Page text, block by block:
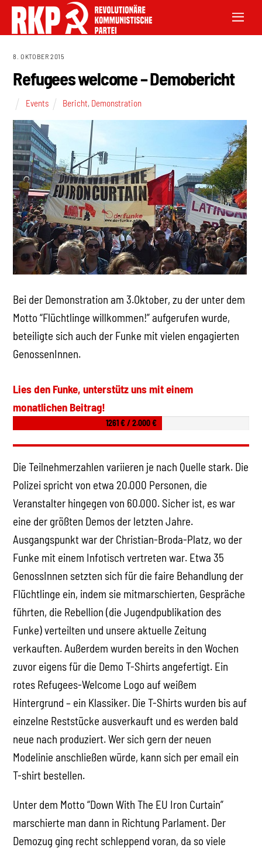
8. OKTOBER 2015
Refugees welcome – Demobericht
Events Bericht, Demonstration
Bei der Demonstration am 3.Oktober, zu der unter dem
Motto “Flüchtlinge willkommen!” aufgerufen wurde,
beteiligte sich auch der Funke mit vielen engagierten
GenossenInnen.
Lies den Funke, unterstütz uns mit einem
monatlichen Beitrag!
1261 € / 2.000 €
Die Teilnehmerzahlen variieren je nach Quelle stark. Die
Polizei spricht von etwa 20.000 Personen, die
Veranstalter hingegen von 60.000. Sicher ist, es war
eine der größten Demos der letzten Jahre.
Ausgangspunkt war der Christian-Broda-Platz, wo der
Funke mit einem Infotisch vertreten war. Etwa 35
GenossInnen setzten sich für die faire Behandlung der
Flüchtlinge ein, indem sie mitmarschierten, Gespräche
führten, die Rebellion (die Jugendpublikation des
Funke) verteilten und unsere aktuelle Zeitung
verkauften. Außerdem wurden bereits in den Wochen
zuvor eigens für die Demo T-Shirts angefertigt. Ein
rotes Refugees-Welcome Logo auf weißem
Hintergrund – ein Klassiker. Die T-Shirts wurden bis auf
einzelne Reststücke ausverkauft und es werden bald
neue nach produziert. Wer sich gern der neuen
Modelinie anschließen würde, kann sich per email ein
T-shirt bestellen.
Unter dem Motto “Down With The EU Iron Curtain”
marschierte man dann in Richtung Parlament. Der
Demozug ging recht schleppend voran, da so viele